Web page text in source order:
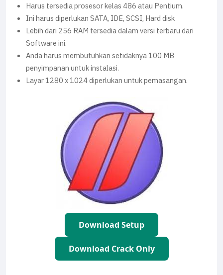
Harus tersedia prosesor kelas 486 atau Pentium.
Ini harus diperlukan SATA, IDE, SCSI, Hard disk
Lebih dari 256 RAM tersedia dalam versi terbaru dari
Software ini.
Anda harus membutuhkan setidaknya 100 MB
penyimpanan untuk instalasi.
Layar 1280 x 1024 diperlukan untuk pemasangan.
Download Setup
Download Crack Only